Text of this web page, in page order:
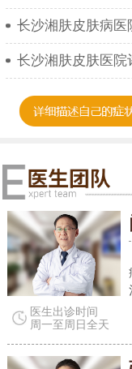
长沙湘肤皮肤病
长沙湘肤皮肤医院
医生出诊时间
周一至周日全天